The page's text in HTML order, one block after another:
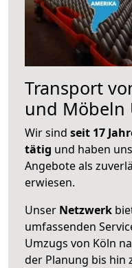
Transport
und Möbeln
Wir sind seit 17
tätig und haben
Angebote als
erwiesen.
Unser Netzwerk
umfassenden
Umzugs von Köln
der Planung bis hin